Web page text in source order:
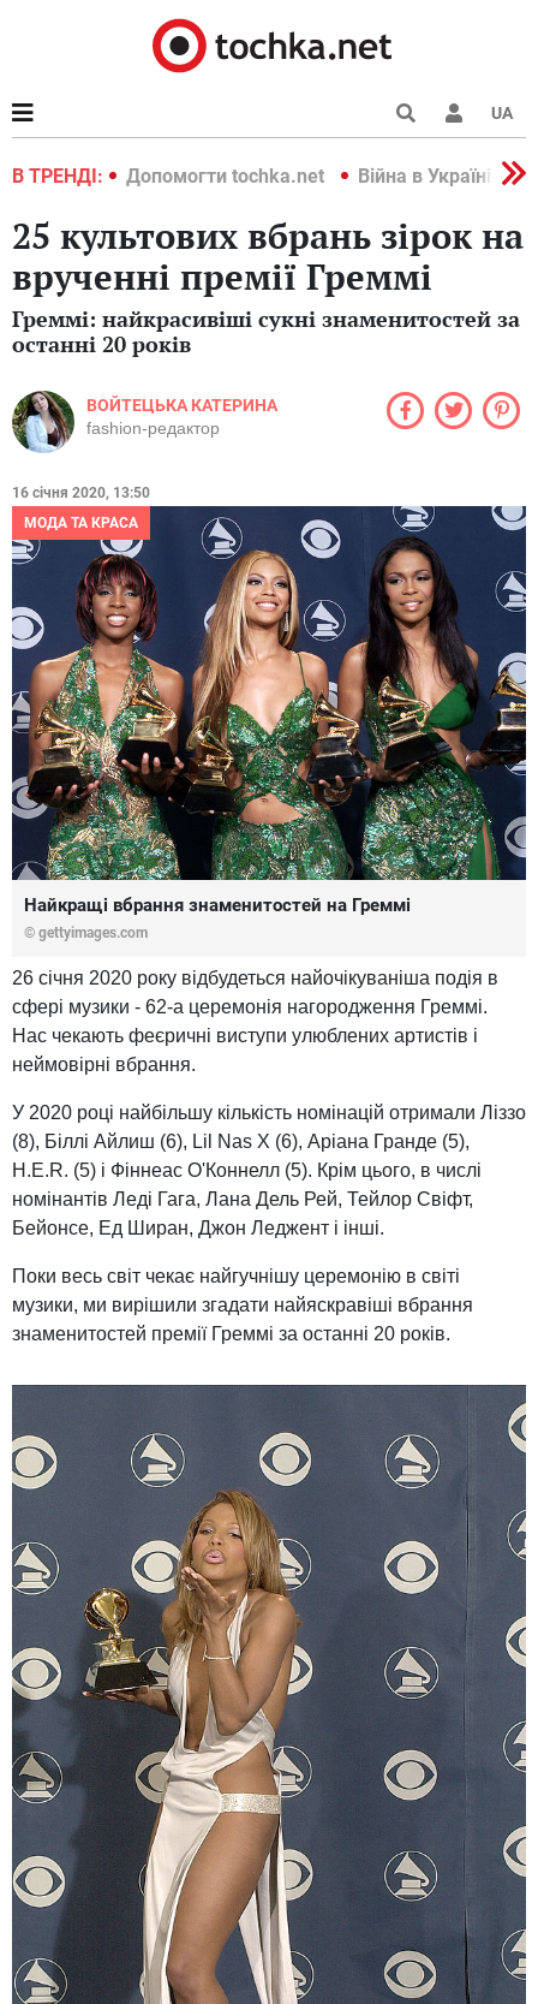
UA
В ТРЕНДІ:
2022 Допомогти tochka.net Війна в Україні 2022
25 культових вбрань зірок на
врученні премії Греммі
Греммі: найкрасивіші сукні знаменитостей за
останні 20 років
ВОЙТЕЦЬКА КАТЕРИНА
fashion-редактор
16 січня 2020, 13:50
МОДА ТА КРАСА
Найкращі вбрання знаменитостей на Греммі
© gettyimages.com
26 січня 2020 року відбудеться найочікуваніша подія в
сфері музики - 62-а церемонія нагородження Греммі.
Нас чекають феєричні виступи улюблених артистів і
неймовірні вбрання.
У 2020 році найбільшу кількість номінацій отримали Ліззо
(8), Біллі Айлиш (6), Lil Nas X (6), Аріана Гранде (5),
H.E.R. (5) і Фіннеас О'Коннелл (5). Крім цього, в числі
номінантів Леді Гага, Лана Дель Рей, Тейлор Свіфт,
Бейонсе, Ед Ширан, Джон Леджент і інші.
Поки весь світ чекає найгучнішу церемонію в світі
музики, ми вирішили згадати найяскравіші вбрання
знаменитостей премії Греммі за останні 20 років.